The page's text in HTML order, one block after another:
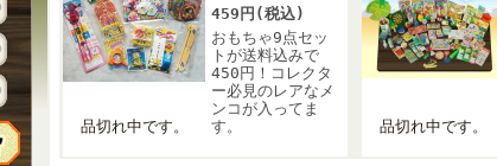
品切れ中です。
459円(税込)
おもちゃ9点セッ
トが送料込みで
450円！コレクタ
ー必見のレアなメ
ンコが入ってま
す。
品切れ中です。